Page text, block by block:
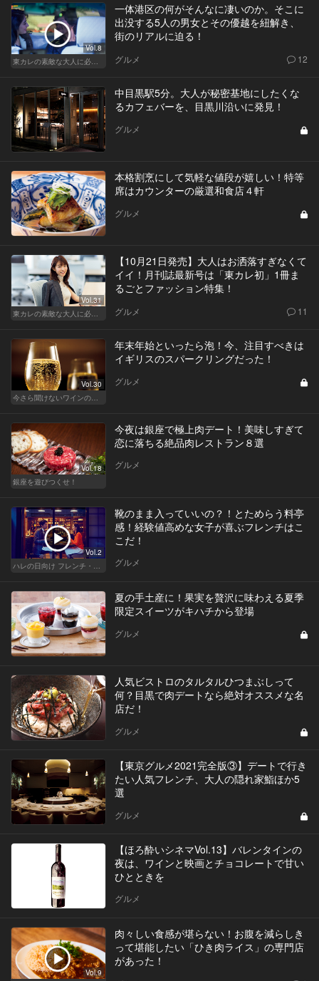
Vol.8
一体港区の何がそんなに凄いのか。そこに
出没する5人の男女とその優越を紐解き、
街のリアルに迫る！
グルメ 12
中目黒駅5分。大人が秘密基地にしたくな
るカフェバーを、目黒川沿いに発見！
グルメ
本格割烹にして気軽な値段が嬉しい！特等
席はカウンターの厳選和食店４軒
グルメ
Vol.31
【10月21日発売】大人はお洒落すぎなくて
イイ！月刊誌最新号は「東カレ初」1冊ま
るごとファッション特集！
グルメ 11
Vol.30
年末年始といったら泡！今、注目すべきは
イギリスのスパークリングだった！
グルメ
Vol.18
銀座を遊びつくせ！
今夜は銀座で極上肉デート！美味しすぎて
恋に落ちる絶品肉レストラン８選
グルメ
Vol.2
靴のまま入っていいの？！とためらう料亭
感！経験値高めな女子が喜ぶフレンチはこ
こだ！
グルメ
夏の手土産に！果実を贅沢に味わえる夏季
限定スイーツがキハチから登場
グルメ
人気ビストロのタルタルひつまぶしって
何？目黒で肉デートなら絶対オススメな名
店だ！
グルメ
【東京グルメ2021完全版③】デートで行き
たい人気フレンチ、大人の隠れ家鮨ほか5
選
グルメ
【ほろ酔いシネマVol.13】バレンタインの
夜は、ワインと映画とチョコレートで甘い
ひとときを
グルメ
Vol.9
肉々しい食感が堪らない！お腹を減らしき
って堪能したい「ひき肉ライス」の専門店
があった！